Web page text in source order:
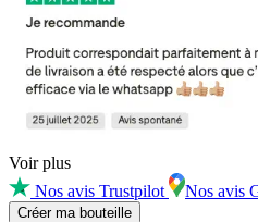
Voir plus
Nos avis Trustpilot
Nos avis
Créer ma bouteille